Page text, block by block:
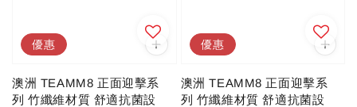
優惠
澳洲 TEAMM8 正面迎擊系
列 竹纖維材質 舒適抗菌設
優惠
澳洲 TEAMM8 正面迎擊系
列 竹纖維材質 舒適抗菌設